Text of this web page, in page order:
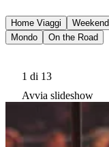
Home Viaggi Weekend
Mondo
On the Road
1 di 13
Avvia slideshow